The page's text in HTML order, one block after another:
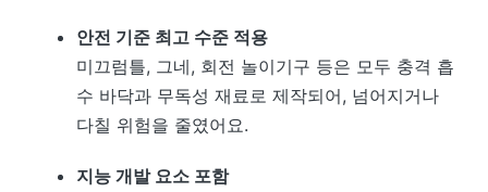
안전 기준 최고 수준 적용
미끄럼틀, 그네, 회전 놀이기구 등은 모두 충격 흡
수 바닥과 무독성 재료로 제작되어, 넘어지거나
다칠 위험을 줄였어요.
지능 개발 요소 포함